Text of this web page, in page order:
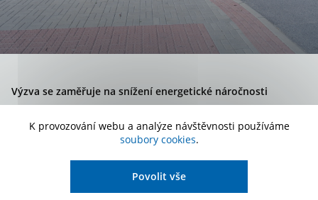
Výzva se zaměřuje na snížení energetické náročnosti
veřejných budov a je platná pro Středočeský, Plzeňský,
Jihočeský, Jihomoravský kraj a Kraj Vysočina.
Příjem žádostí ukončen
K provozování webu a analýze návštěvnosti používáme
soubory cookies.
Povolit vše